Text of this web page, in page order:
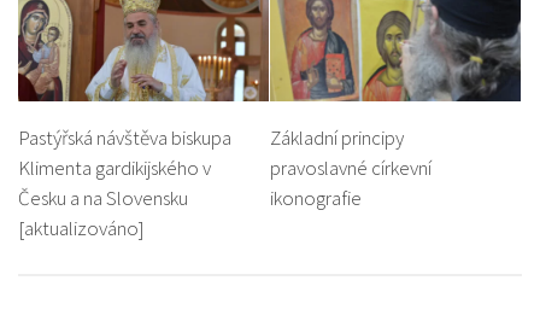
Pastýřská návštěva biskupa
Klimenta gardikijského v
Česku a na Slovensku
[aktualizováno]
Základní principy
pravoslavné církevní
ikonografie